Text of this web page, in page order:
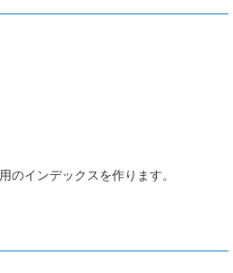
用のインデックスを作ります。